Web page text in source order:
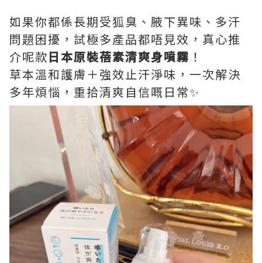
如果你都係長期受狐臭、腋下異味、多汗
問題困擾，試極多產品都唔見效，真心推
介呢款日本原裝蓓素清爽身噴霧 ！
草本溫和護膚＋強效止汗淨味，一次解決
多年煩惱，重拾清爽自信嘅日常✨